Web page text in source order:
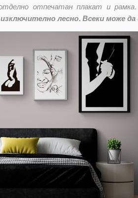
отпечатан плакат и рамка.
лесно. Всеки може да